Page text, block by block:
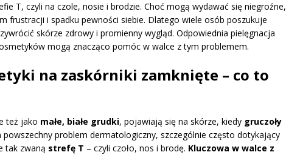
T, czyli na czole, nosie i brodzie. Choć mogą wydawać się niegroźne,
frustracji i spadku pewności siebie. Dlatego wiele osób poszukuje
skórze zdrowy i promienny wygląd. Odpowiednia pielęgnacja
mogą znacząco pomóc w walce z tym problemem.
na zaskórniki zamknięte – co to
też jako małe, białe grudki, pojawiają się na skórze, kiedy gruczoły
powszechny problem dermatologiczny, szczególnie często dotykający
tak zwaną strefę T – czyli czoło, nos i brodę. Kluczowa w walce z